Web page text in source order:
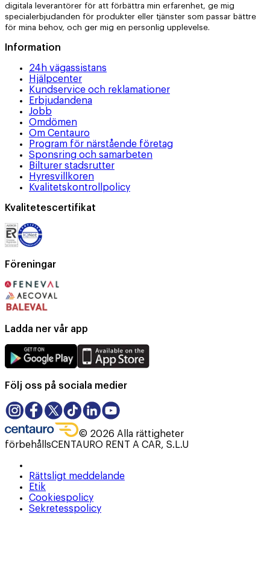
digitala leverantörer för att förbättra min erfarenhet, ge mig
specialerbjudanden för produkter eller tjänster som passar bättre
för mina behov, och ger mig en personlig upplevelse.
Information
24h vägassistans
Hjälpcenter
Kundservice och reklamationer
Erbjudandena
Jobb
Omdömen
Om Centauro
Program för närstående företag
Sponsring och samarbeten
Bilturer stadsrutter
Hyresvillkoren
Kvalitetskontrollpolicy
Kvalitetescertifikat
Föreningar
Ladda ner vår app
Följ oss på sociala medier
© 2026 Alla rättigheter
förbehållsCENTAURO RENT A CAR, S.L.U
Rättsligt meddelande
Etik
Cookiespolicy
Sekretesspolicy